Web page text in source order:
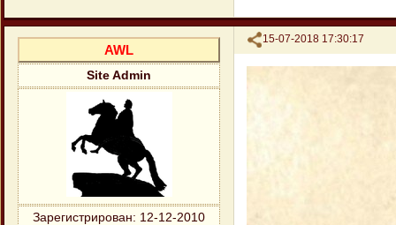
Поделиться
15-07-2018 17:30:17
AWL
Site Admin
Зарегистрирован: 12-12-2010